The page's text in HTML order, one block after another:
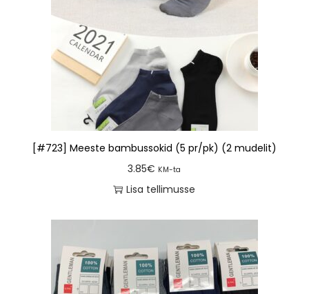
[#723] Meeste bambussokid (5 pr/pk) (2 mudelit)
3.85€ KM-ta
Lisa tellimusse